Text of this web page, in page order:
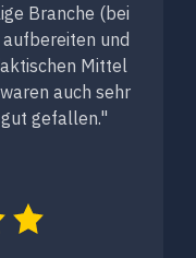
Branche (bei
und
Mittel
auch sehr
gefallen."